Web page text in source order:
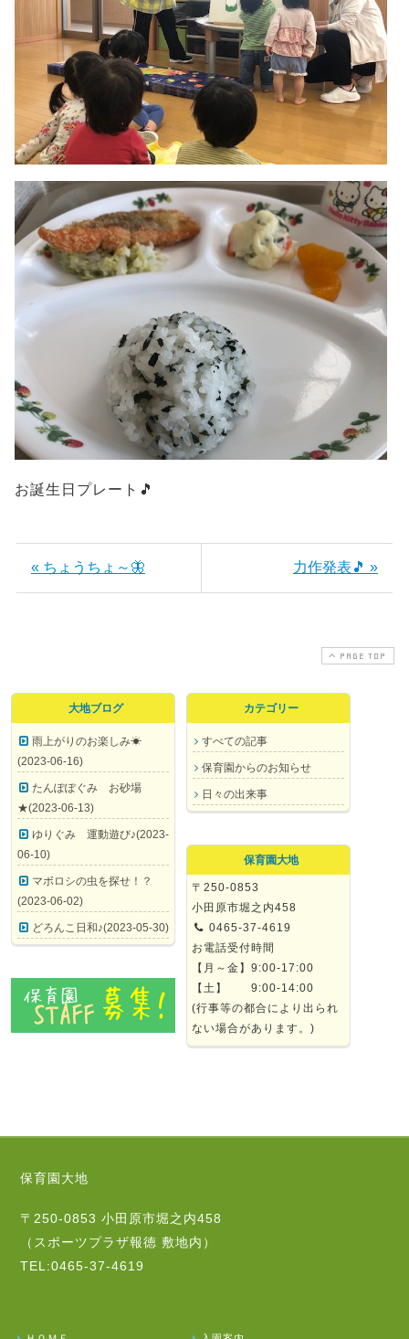
お誕生日プレート🎵
« ちょうちょ～🦋 力作発表🎵 »
PAGE TOP
大地ブログ
雨上がりのお楽しみ☀
(2023-06-16)
たんぽぽぐみ お砂場
★(2023-06-13)
ゆりぐみ 運動遊び♪(2023-
06-10)
マボロシの虫を探せ！？
(2023-06-02)
どろんこ日和♪(2023-05-30)
カテゴリー
すべての記事
保育園からのお知らせ
日々の出来事
保育園大地
〒250-0853
小田原市堀之内458
0465-37-4619
お電話受付時間
【月～金】9:00-17:00
【土】 9:00-14:00
(行事等の都合により出られ
ない場合があります。)
保育園大地
〒250-0853 小田原市堀之内458
（スポーツプラザ報徳 敷地内）
TEL:0465-37-4619